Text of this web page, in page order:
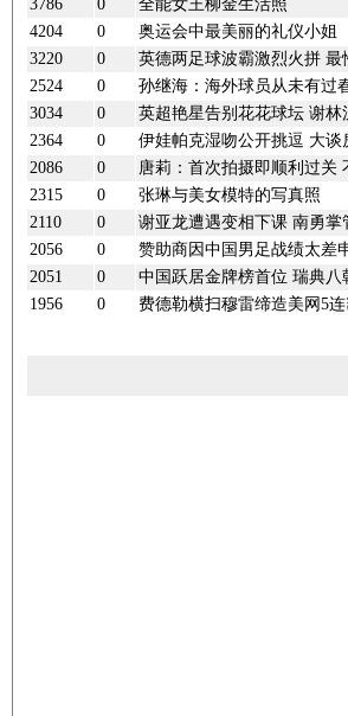
3786
0
全能女王柳金生活照
4204
0
奥运会中最美丽的礼仪小姐
3220
0
英德两足球波霸激烈火拼 最
2524
0
孙继海：海外球员从未有过
3034
0
英超艳星告别花花球坛 谢林
2364
0
伊娃帕克湿吻公开挑逗 大谈
2086
0
唐莉：首次拍摄即顺利过关
2315
0
张琳与美女模特的写真照
2110
0
谢亚龙遭遇变相下课 南勇掌
2056
0
赞助商因中国男足战绩太差
2051
0
中国跃居金牌榜首位 瑞典八
1956
0 费德勒横扫穆雷缔造美网5